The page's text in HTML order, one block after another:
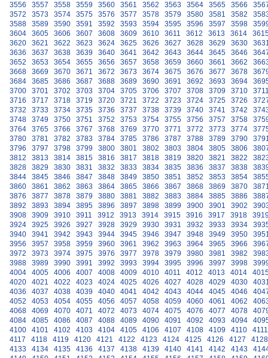
3556
3557 3558 3559 3560 3561 3562 3563 3564 3565 3566
3572
3573 3574 3575 3576 3577 3578 3579 3580 3581 3582
3588
3589 3590 3591 3592 3593 3594 3595 3596 3597 3598
3604
3605 3606 3607 3608 3609 3610 3611 3612 3613 3614
3620
3621 3622 3623 3624 3625 3626 3627 3628 3629 3630
3636
3637 3638 3639 3640 3641 3642 3643 3644 3645 3646
3652
3653 3654 3655 3656 3657 3658 3659 3660 3661 3662
3668
3669 3670 3671 3672 3673 3674 3675 3676 3677 3678
3684
3685 3686 3687 3688 3689 3690 3691 3692 3693 3694
3700
3701 3702 3703 3704 3705 3706 3707 3708 3709 3710
3716
3717 3718 3719 3720 3721 3722 3723 3724 3725 3726
3732
3733 3734 3735 3736 3737 3738 3739 3740 3741 3742
3748
3749 3750 3751 3752 3753 3754 3755 3756 3757 3758
3764
3765 3766 3767 3768 3769 3770 3771 3772 3773 3774
3780
3781 3782 3783 3784 3785 3786 3787 3788 3789 3790
3796
3797 3798 3799 3800 3801 3802 3803 3804 3805 3806
3812
3813 3814 3815 3816 3817 3818 3819 3820 3821 3822
3828
3829 3830 3831 3832 3833 3834 3835 3836 3837 3838
3844
3845 3846 3847 3848 3849 3850 3851 3852 3853 3854
3860
3861 3862 3863 3864 3865 3866 3867 3868 3869 3870
3876
3877 3878 3879 3880 3881 3882 3883 3884 3885 3886
3892
3893 3894 3895 3896 3897 3898 3899 3900 3901 3902
3908
3909 3910 3911 3912 3913 3914 3915 3916 3917 3918
3924
3925 3926 3927 3928 3929 3930 3931 3932 3933 3934
3940
3941 3942 3943 3944 3945 3946 3947 3948 3949 3950
3956
3957 3958 3959 3960 3961 3962 3963 3964 3965 3966
3972
3973 3974 3975 3976 3977 3978 3979 3980 3981 3982
3988
3989 3990 3991 3992 3993 3994 3995 3996 3997 3998
4004
4005 4006 4007 4008 4009 4010 4011 4012 4013 4014
4020
4021 4022 4023 4024 4025 4026 4027 4028 4029 4030
4036
4037 4038 4039 4040 4041 4042 4043 4044 4045 4046
4052
4053 4054 4055 4056 4057 4058 4059 4060 4061 4062
4068
4069 4070 4071 4072 4073 4074 4075 4076 4077 4078
4084
4085 4086 4087 4088 4089 4090 4091 4092 4093 4094
4100
4101 4102 4103 4104 4105 4106 4107 4108 4109 4110
4111
4117
4118 4119 4120 4121 4122 4123 4124 4125 4126 4127
4128
4133
4134 4135 4136 4137 4138 4139 4140 4141 4142 4143